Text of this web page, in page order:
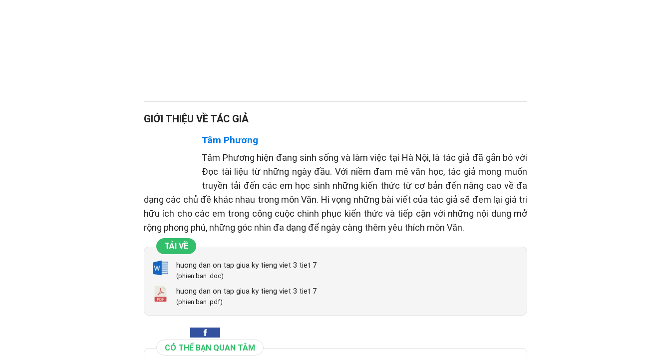
GIỚI THIỆU VỀ TÁC GIẢ
Tâm Phương
Tâm Phương hiện đang sinh sống và làm việc tại Hà Nội, là tác giả đã gắn bó với
Đọc tài liệu từ những ngày đầu. Với niềm đam mê văn học, tác giả mong muốn
truyền tải đến các em học sinh những kiến thức từ cơ bản đến nâng cao về đa
dạng các chủ đề khác nhau trong môn Văn. Hi vọng những bài viết của tác giả sẽ đem lại giá trị
hữu ích cho các em trong công cuộc chinh phục kiến thức và tiếp cận với những nội dung mở
rộng phong phú, những góc nhìn đa dạng để ngày càng thêm yêu thích môn Văn.
TẢI VỀ
huong dan on tap giua ky tieng viet 3 tiet 7
(phien ban .doc)
huong dan on tap giua ky tieng viet 3 tiet 7
(phien ban .pdf)
CÓ THỂ BẠN QUAN TÂM